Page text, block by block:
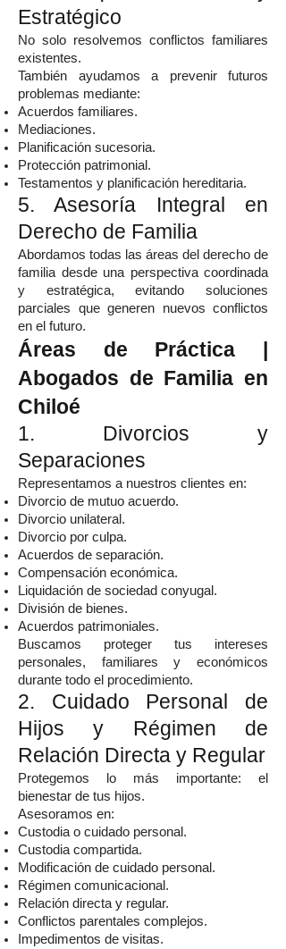
Estratégico
No solo resolvemos conflictos familiares
existentes.
También ayudamos a prevenir futuros
problemas mediante:
Acuerdos familiares.
Mediaciones.
Planificación sucesoria.
Protección patrimonial.
Testamentos y planificación hereditaria.
5. Asesoría Integral en
Derecho de Familia
Abordamos todas las áreas del derecho de
familia desde una perspectiva coordinada
y estratégica, evitando soluciones
parciales que generen nuevos conflictos
en el futuro.
Áreas de Práctica |
Abogados de Familia en
Chiloé
1. Divorcios y
Separaciones
Representamos a nuestros clientes en:
Divorcio de mutuo acuerdo.
Divorcio unilateral.
Divorcio por culpa.
Acuerdos de separación.
Compensación económica.
Liquidación de sociedad conyugal.
División de bienes.
Acuerdos patrimoniales.
Buscamos proteger tus intereses
personales, familiares y económicos
durante todo el procedimiento.
2. Cuidado Personal de
Hijos y Régimen de
Relación Directa y Regular
Protegemos lo más importante: el
bienestar de tus hijos.
Asesoramos en:
Custodia o cuidado personal.
Custodia compartida.
Modificación de cuidado personal.
Régimen comunicacional.
Relación directa y regular.
Conflictos parentales complejos.
Impedimentos de visitas.